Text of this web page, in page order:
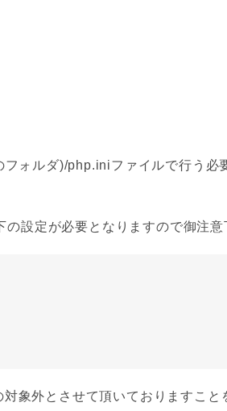
ォルダ)/php.iniファイルで行う必
設定が必要となりますので御注意
象外とさせて頂いておりますこと